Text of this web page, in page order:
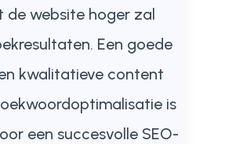
de website hoger zal
Een goede
kwalitatieve content
is
een succesvolle SEO-